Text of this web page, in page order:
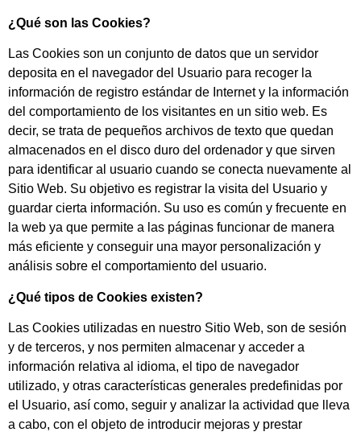
¿Qué son las Cookies?
Las Cookies son un conjunto de datos que un servidor
deposita en el navegador del Usuario para recoger la
información de registro estándar de Internet y la información
del comportamiento de los visitantes en un sitio web. Es
decir, se trata de pequeños archivos de texto que quedan
almacenados en el disco duro del ordenador y que sirven
para identificar al usuario cuando se conecta nuevamente al
Sitio Web. Su objetivo es registrar la visita del Usuario y
guardar cierta información. Su uso es común y frecuente en
la web ya que permite a las páginas funcionar de manera
más eficiente y conseguir una mayor personalización y
análisis sobre el comportamiento del usuario.
¿Qué tipos de Cookies existen?
Las Cookies utilizadas en nuestro Sitio Web, son de sesión
y de terceros, y nos permiten almacenar y acceder a
información relativa al idioma, el tipo de navegador
utilizado, y otras características generales predefinidas por
el Usuario, así como, seguir y analizar la actividad que lleva
a cabo, con el objeto de introducir mejoras y prestar